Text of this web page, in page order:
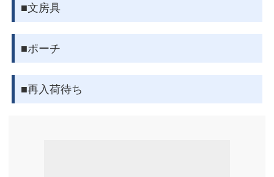
■文房具
■ポーチ
■再入荷待ち